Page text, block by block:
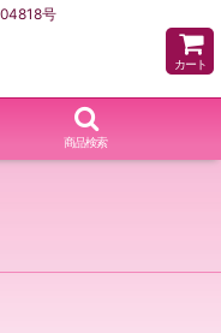
号
カート
商品検索